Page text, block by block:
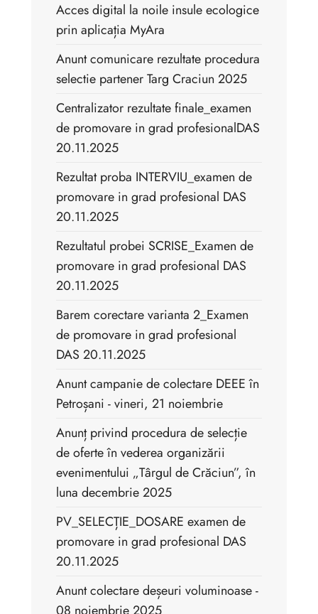
Acces digital la noile insule ecologice
prin aplicația MyAra
Anunt comunicare rezultate procedura
selectie partener Targ Craciun 2025
Centralizator rezultate finale_examen
de promovare in grad profesionalDAS
20.11.2025
Rezultat proba INTERVIU_examen de
promovare in grad profesional DAS
20.11.2025
Rezultatul probei SCRISE_Examen de
promovare in grad profesional DAS
20.11.2025
Barem corectare varianta 2_Examen
de promovare in grad profesional
DAS 20.11.2025
Anunt campanie de colectare DEEE în
Petroșani - vineri, 21 noiembrie
Anunț privind procedura de selecție
de oferte în vederea organizării
evenimentului „Târgul de Crăciun”, în
luna decembrie 2025
PV_SELECȚIE_DOSARE examen de
promovare in grad profesional DAS
20.11.2025
Anunt colectare deșeuri voluminoase -